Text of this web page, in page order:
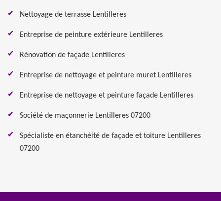
Nettoyage de terrasse Lentilleres
Entreprise de peinture extérieure Lentilleres
Rénovation de façade Lentilleres
Entreprise de nettoyage et peinture muret Lentilleres
Entreprise de nettoyage et peinture façade Lentilleres
Société de maçonnerie Lentilleres 07200
Spécialiste en étanchéité de façade et toiture Lentilleres
07200